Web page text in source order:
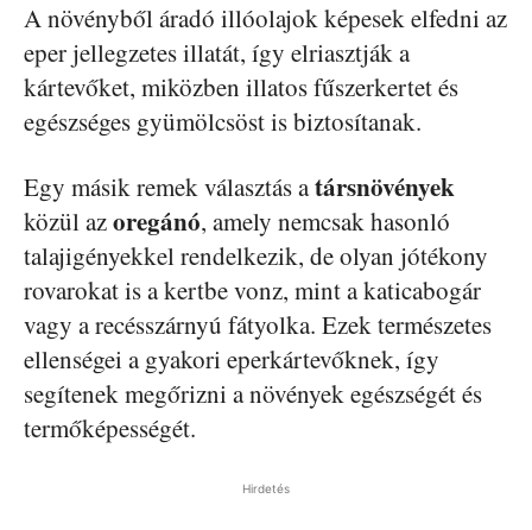
A növényből áradó illóolajok képesek elfedni az
eper jellegzetes illatát, így elriasztják a
kártevőket, miközben illatos fűszerkertet és
egészséges gyümölcsöst is biztosítanak.
Egy másik remek választás atársnövények
közül azoregánó, amely nemcsak hasonló
talajigényekkel rendelkezik, de olyan jótékony
rovarokat is a kertbe vonz, mint a katicabogár
vagy a recésszárnyú fátyolka. Ezek természetes
ellenségei a gyakori eperkártevőknek, így
segítenek megőrizni a növények egészségét és
termőképességét.
Hirdetés